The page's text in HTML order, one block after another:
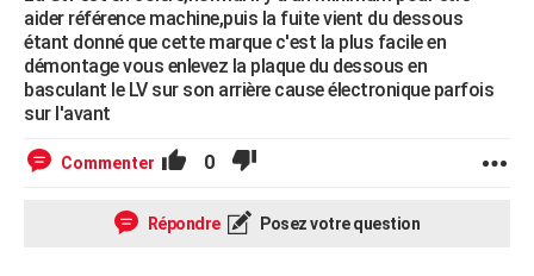
aider référence machine,puis la fuite vient du dessous
étant donné que cette marque c'est la plus facile en
démontage vous enlevez la plaque du dessous en
basculant le LV sur son arrière cause électronique parfois
sur l'avant
Commenter 0
Répondre Posez votre question